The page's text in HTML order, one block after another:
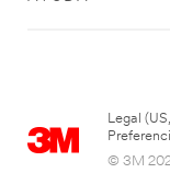
Legal
© 3M